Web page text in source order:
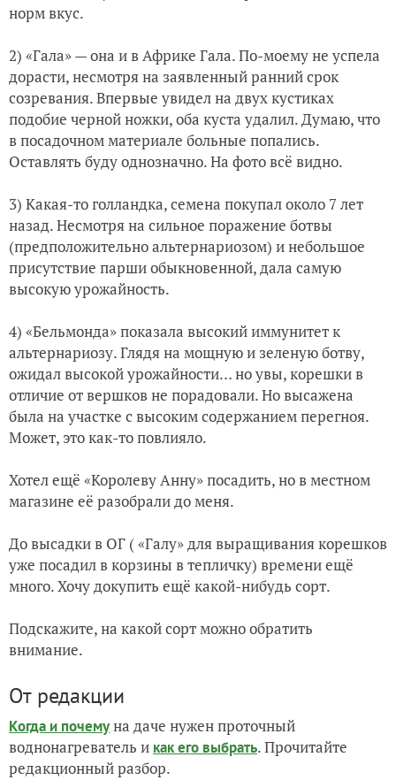
норм вкус.
2) «Гала» — она и в Африке Гала. По-моему не успела
дорасти, несмотря на заявленный ранний срок
созревания. Впервые увидел на двух кустиках
подобие черной ножки, оба куста удалил. Думаю, что
в посадочном материале больные попались.
Оставлять буду однозначно. На фото всё видно.
3) Какая-то голландка, семена покупал около 7 лет
назад. Несмотря на сильное поражение ботвы
(предположительно альтернариозом) и небольшое
присутствие парши обыкновенной, дала самую
высокую урожайность.
4) «Бельмонда» показала высокий иммунитет к
альтернариозу. Глядя на мощную и зеленую ботву,
ожидал высокой урожайности… но увы, корешки в
отличие от вершков не порадовали. Но высажена
была на участке с высоким содержанием перегноя.
Может, это как-то повлияло.
Хотел ещё «Королеву Анну» посадить, но в местном
магазине её разобрали до меня.
До высадки в ОГ ( «Галу» для выращивания корешков
уже посадил в корзины в тепличку) времени ещё
много. Хочу докупить ещё какой-нибудь сорт.
Подскажите, на какой сорт можно обратить
внимание.
От редакции
Когда и почемуна даче нужен проточный
воднонагреватель и как его выбрать. Прочитайте
редакционный разбор.